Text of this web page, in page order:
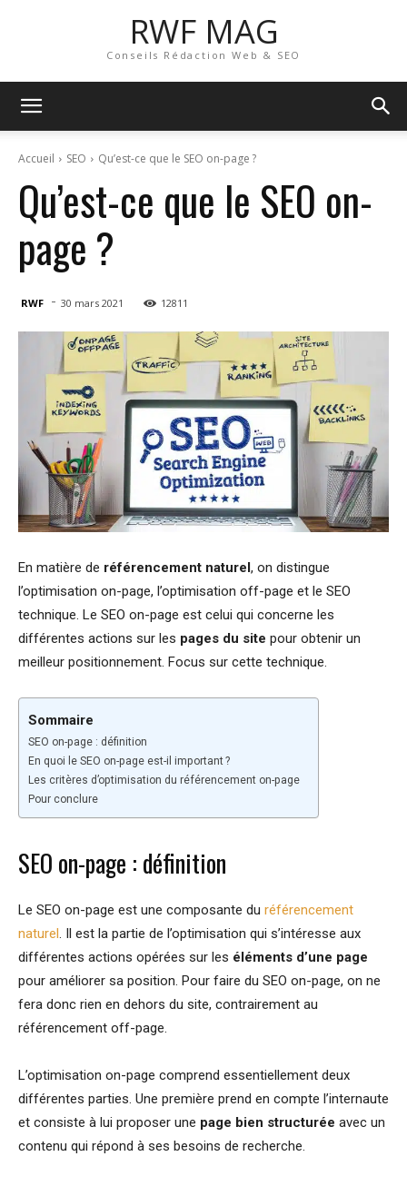
RWF MAG
Conseils Rédaction Web & SEO
Accueil SEO Qu’est-ce que le SEO on-page ?
Qu’est-ce que le SEO on-
page ?
RWF - 30 mars 2021 12811
En matière de référencement naturel, on distingue
l’optimisation on-page, l’optimisation off-page et le SEO
technique. Le SEO on-page est celui qui concerne les
différentes actions sur les pages du site pour obtenir un
meilleur positionnement. Focus sur cette technique.
Sommaire
SEO on-page : définition
En quoi le SEO on-page est-il important ?
Les critères d’optimisation du référencement on-page
Pour conclure
SEO on-page : définition
Le SEO on-page est une composante du référencement
naturel. Il est la partie de l’optimisation qui s’intéresse aux
différentes actions opérées sur les éléments d’une page
pour améliorer sa position. Pour faire du SEO on-page, on ne
fera donc rien en dehors du site, contrairement au
référencement off-page.
L’optimisation on-page comprend essentiellement deux
différentes parties. Une première prend en compte l’internaute
et consiste à lui proposer une page bien structurée avec un
contenu qui répond à ses besoins de recherche.